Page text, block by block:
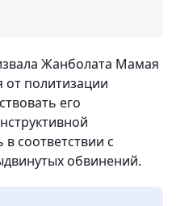
Жанболата Мамая
от политизации
его
соответствии с
обвинений.